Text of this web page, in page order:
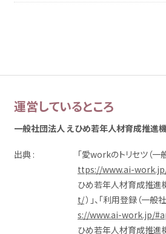
運営しているところ
一般社団法人えひめ若年人材育成推進
出典 「愛workのトリセツ（一
ttps://www.ai-
ひめ若年人材育成推進
t/）」、「利用登録 （一般
s://www.ai-work.jp/
ひめ若年人材育成推進